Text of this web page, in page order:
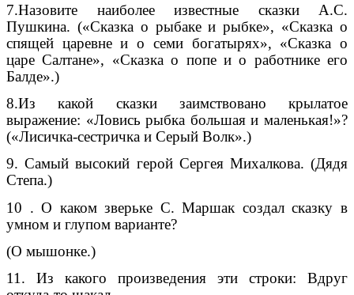
7.Назовите наиболее известные сказки А.С.
Пушкина. («Сказка о рыбаке и рыбке», «Сказка о
спящей царевне и о семи богатырях», «Сказка о
царе Салтане», «Сказка о попе и о работнике его
Балде».)
8.Из какой сказки заимствовано крылатое
выражение: «Ловись рыбка большая и маленькая!»?
(«Лисичка-сестричка и Серый Волк».)
9. Самый высокий герой Сергея Михалкова. (Дядя
Степа.)
10 . О каком зверьке С. Маршак создал сказку в
умном и глупом варианте?
(О мышонке.)
11. Из какого произведения эти строки: Вдруг